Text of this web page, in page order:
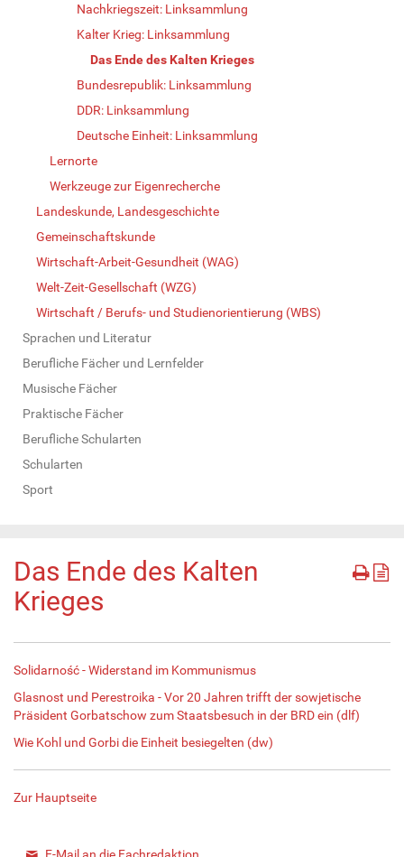
Nachkriegszeit: Linksammlung
Kalter Krieg: Linksammlung
Das Ende des Kalten Krieges
Bundesrepublik: Linksammlung
DDR: Linksammlung
Deutsche Einheit: Linksammlung
Lernorte
Werkzeuge zur Eigenrecherche
Landeskunde, Landesgeschichte
Gemeinschaftskunde
Wirtschaft-Arbeit-Gesundheit (WAG)
Welt-Zeit-Gesellschaft (WZG)
Wirtschaft / Berufs- und Studienorientierung (WBS)
Sprachen und Literatur
Berufliche Fächer und Lernfelder
Musische Fächer
Praktische Fächer
Berufliche Schularten
Schularten
Sport
Das Ende des Kalten
Krieges
Solidarność - Widerstand im Kommunismus
Glasnost und Perestroika - Vor 20 Jahren trifft der sowjetische
Präsident Gorbatschow zum Staatsbesuch in der BRD ein (dlf)
Wie Kohl und Gorbi die Einheit besiegelten (dw)
Zur Hauptseite